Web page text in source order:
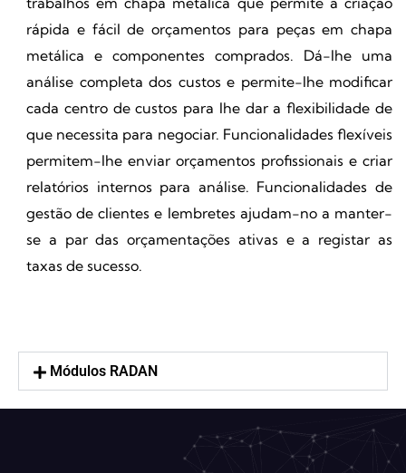
rápida e fácil de orçamentos para peças em chapa
metálica e componentes comprados. Dá-lhe uma
análise completa dos custos e permite-lhe modificar
cada centro de custos para lhe dar a flexibilidade de
que necessita para negociar. Funcionalidades flexíveis
permitem-lhe enviar orçamentos profissionais e criar
relatórios internos para análise. Funcionalidades de
gestão de clientes e lembretes ajudam-no a manter-
se a par das orçamentações ativas e a registar as
taxas de sucesso.
Módulos RADAN